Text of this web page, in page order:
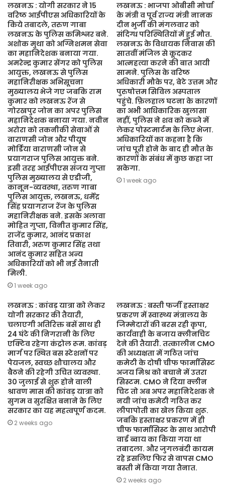
लखनऊ : योगी सरकार ने 15
वरिष्ठ आईपीएस अधिकारियों के
किये तबादले, तरुण गाबा
लखनऊ के पुलिस कमिश्नर बने.
अशोक मुथा को अग्निशमन सेवा
का महानिदेशक बनाया गया.
अमरेन्द्र कुमार सेंगर को पुलिस
आयुक्त, लखनऊ से पुलिस
महानिरीक्षक अभिसूचना
मुख्यालय भेजे गए जबकि राम
कुमार को लखनऊ रेंज से
गोरखपुर जोन का अपर पुलिस
महानिदेशक बनाया गया. नवीन
अरोरा को तकनीकी सेवाओं से
वाराणसी जोन और पीयूष
मोर्डिया वाराणसी जोन से
प्रयागराज पुलिस आयुक्त बने.
इसी तरह आईपीएस संजय गुप्ता
पुलिस मुख्यालय से एडीजी,
कानून-व्यवस्था, तरुण गाबा
पुलिस आयुक्त, लखनऊ, धर्मेंद्र
सिंह प्रयागराज रेंज के पुलिस
महानिरीक्षक बने. इसके अलावा
मोहित गुप्ता, विनीत कुमार सिंह,
राजेंद्र कुमार, आनंद प्रकाश
तिवारी, अरुण कुमार सिंह तथा
आनंद कुमार सहित अन्य
अधिकारियों को भी नई तैनाती
मिली.
1 week ago
लखनऊ : भाजपा ओबीसी मोर्चा
के मंत्री व पूर्व राज्य मंत्री नानक
दीन भुर्जी की मंगलवार को
संदिग्ध परिस्थितियों में हुई मौत.
लखनऊ के विधायक निवास की
सातवीं मंजिल से कूदकर
आत्महत्या करने की बात आयी
सामने. पुलिस के वरिष्ठ
अधिकारी मौके पर, बेटे उत्तम और
पुरुषोत्तम सिविल अस्पताल
पहुंचे. फ़िलहाल घटना के कारणों
का अभी आधिकारिक खुलासा
नहीं, पुलिस ने शव को कब्जे में
लेकर पोस्टमार्टम के लिए भेजा.
अधिकारियों का कहना है कि
जांच पूरी होने के बाद ही मौत के
कारणों के संबंध में कुछ कहा जा
सकेगा.
1 week ago
लखनऊ : कांवड़ यात्रा को लेकर
योगी सरकार की तैयारी,
चलाएगी अतिरिक्त बसें साथ ही
24 घंटे की निगरानी के लिए
एक्टिव रहेगा कंट्रोल रूम. कांवड़
मार्ग पर स्थित बस स्टेशनों पर
पेयजल, स्वच्छ शौचालय और
बैठने की रहेगी उचित व्यवस्था.
30 जुलाई से शुरू होने वाली
श्रावण मास की कांवड़ यात्रा को
सुगम व सुरक्षित बनाने के लिए
सरकार का यह महत्वपूर्ण कदम.
2 weeks ago
लखनऊ : बस्ती फर्जी हस्ताक्षर
प्रकरण में स्वास्थ्य मंत्रालय के
जिम्मेदारों की बरस रही कृपा,
कार्यवाही के बजाय क्लीनचिट
देने की तैयारी. तत्कालीन CMO
की अध्यक्षता में गठित जांच
कमेटी के दोषी चीफ फार्मासिस्ट
अजय मिश्र को बचाने में उतरा
सिस्टम. CMO ने दिया क्लीन
चिट तो अब अपर महानिदेशक ने
नयी जांच कमेटी गठित कर
लीपापोती का खेल किया शुरू.
जबकि हस्ताक्षर प्रकरण में ही
चीफ फार्मासिस्ट के साथ आरोपी
वार्ड ब्वाय का किया गया था
तबादला. और जुगलबंदी कायम
रहे इसलिए फिर से वापस CMO
बस्ती में किया गया तैनात.
2 weeks ago